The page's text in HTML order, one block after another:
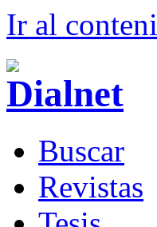
Ir al conteni
Buscar
Revistas